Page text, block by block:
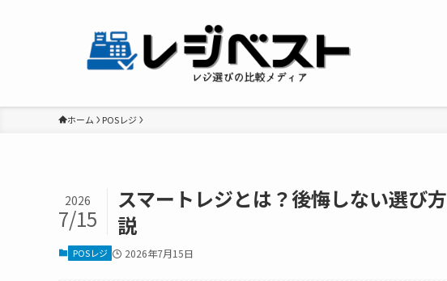
ホーム POSレジ
スマートレジとは？後悔しない選び
説
2026
7/15
POSレジ 2026年7月15日